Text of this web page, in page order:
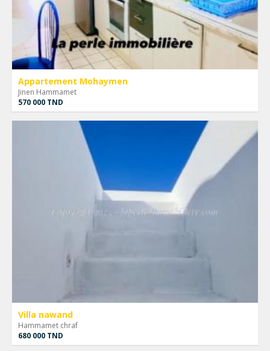
Appartement Mohaymen
Jinen Hammamet
570 000 TND
Villa nawand
Hammamet chraf
680 000 TND